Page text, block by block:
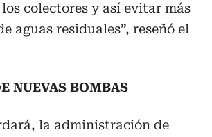
colectores y así evitar más
aguas residuales”, reseñó el
NUEVAS BOMBAS
la administración de